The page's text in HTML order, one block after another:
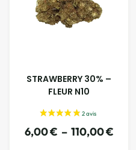
STRAWBERRY 30% –
FLEUR N10
6,00€ – 110,00€